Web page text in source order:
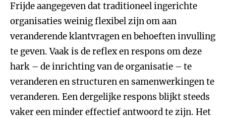
Frijde aangegeven dat traditioneel ingerichte
organisaties weinig flexibel zijn om aan
veranderende klantvragen en behoeften invulling
te geven. Vaak is de reflex en respons om deze
hark – de inrichting van de organisatie – te
veranderen en structuren en samenwerkingen te
veranderen. Een dergelijke respons blijkt steeds
vaker een minder effectief antwoord te zijn. Het